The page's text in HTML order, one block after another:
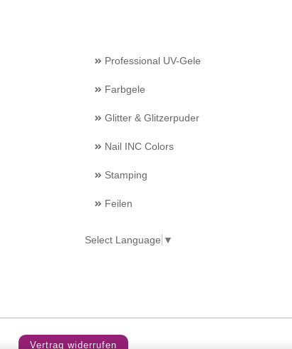
Professional UV-Gele
Farbgele
Glitter & Glitzerpuder
Nail INC Colors
Stamping
Feilen
Select Language ▼
Vertrag widerrufen